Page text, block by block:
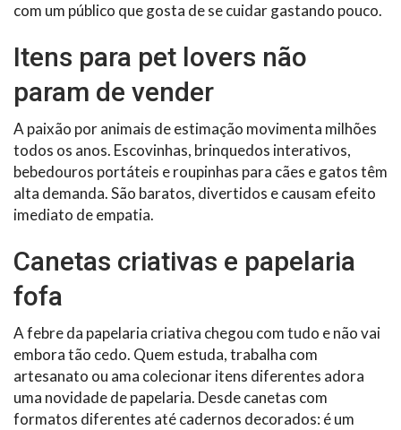
com um público que gosta de se cuidar gastando pouco.
Itens para pet lovers não
param de vender
A paixão por animais de estimação movimenta milhões
todos os anos. Escovinhas, brinquedos interativos,
bebedouros portáteis e roupinhas para cães e gatos têm
alta demanda. São baratos, divertidos e causam efeito
imediato de empatia.
Canetas criativas e papelaria
fofa
A febre da papelaria criativa chegou com tudo e não vai
embora tão cedo. Quem estuda, trabalha com
artesanato ou ama colecionar itens diferentes adora
uma novidade de papelaria. Desde canetas com
formatos diferentes até cadernos decorados: é um